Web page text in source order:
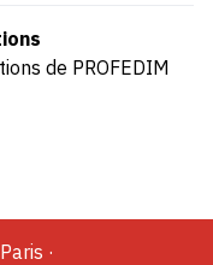
de PROFEDIM
·